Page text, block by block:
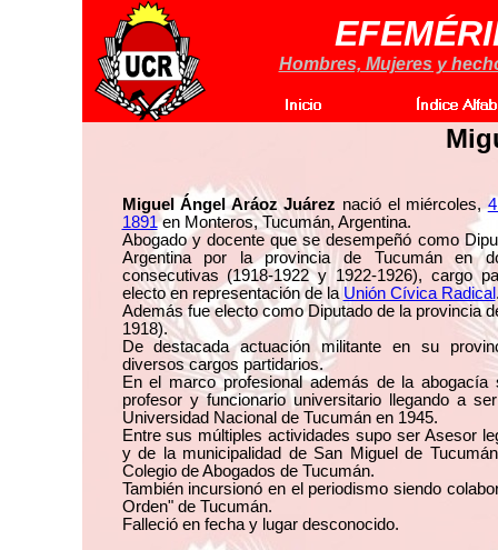
Hombres, Mujeres y
Miguel Ángel Aráoz Juárez nació el miércoles,
1891en Monteros, Tucumán, Argentina.
Abogado y docente que se desempeñó como
Argentina por la provincia de Tucumán en
consecutivas (1918-1922 y 1922-1926), cargo
electo en representación de la Unión Cívica Radical
Además fue electo como Diputado de la provincia
1918).
De destacada actuación militante en su
diversos cargos partidarios.
En el marco profesional además de la abogacía
profesor y funcionario universitario llegando a
Universidad Nacional de Tucumán en 1945.
Entre sus múltiples actividades supo ser Asesor
y de la municipalidad de San Miguel de
Colegio de Abogados de Tucumán.
También incursionó en el periodismo siendo
Orden" de Tucumán.
Falleció en fecha y lugar desconocido.